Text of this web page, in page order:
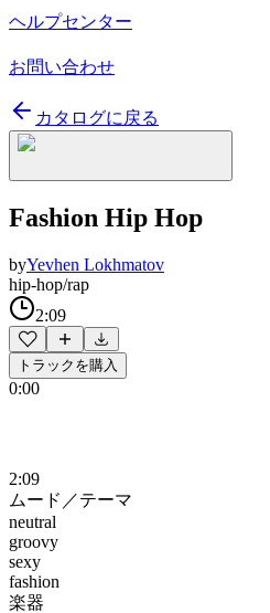
ヘルプセンター
お問い合わせ
カタログに戻る
Fashion Hip Hop
byYevhen Lokhmatov
hip-hop/rap
2:09
トラックを購入
0:00
2:09
ムード／テーマ
neutral
groovy
sexy
fashion
楽器